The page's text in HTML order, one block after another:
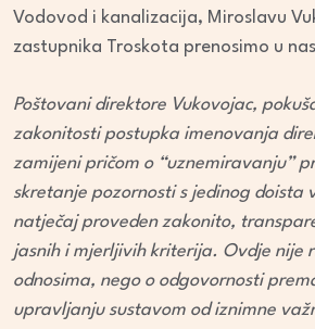
Vodovod i kanalizacija, Miroslavu
zastupnika Troskota prenosimo u
Poštovani direktore Vukovojac,
zakonitosti postupka imenovanja
zamijeni pričom o “uznemiravanju”
skretanje pozornosti s jedinog doista
natječaj proveden zakonito,
jasnih i mjerljivih kriterija. Ovdje nije
odnosima, nego o odgovornosti
upravljanju sustavom od iznimne